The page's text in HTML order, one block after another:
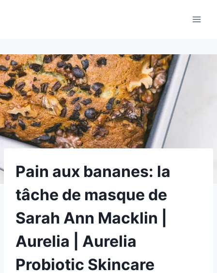
Pain aux bananes: la
tâche de masque de
Sarah Ann Macklin |
Aurelia | Aurelia
Probiotic Skincare